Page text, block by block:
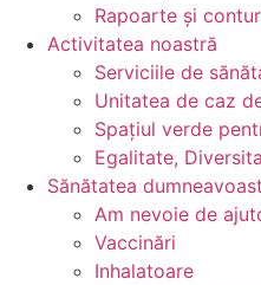
Rapoarte și
Activitatea noastră
Serviciile de
Unitatea de caz
Spațiul verde
Egalitate,
Sănătatea
Am nevoie de
Vaccinări
Inhalatoare